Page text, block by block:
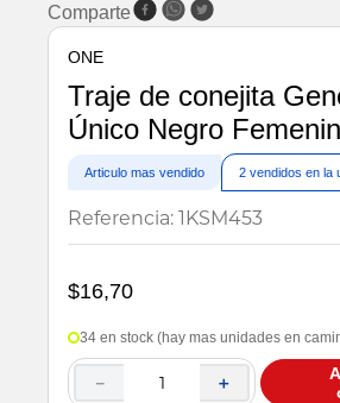
Comparte
ONE
Traje de conejita
Único Negro
Articulo mas vendido 2 vendidos en la
Referencia:1KSM453
$16,70
34 en stock (hay mas unidades en
＋
－